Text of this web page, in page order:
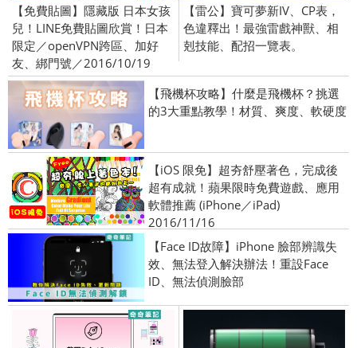
【免費貼圖】隱藏版 日本女孩
兒！LINE免費貼圖欣賞！日本
限定／openVPN跨區、加好
友、綁門號／2016/10/19
【雷公】寶可夢新IV、CP表，
色違釋出！最強雷戲神獸、相
剋技能、配招一覽表。
【飛機杯攻略】什麼是飛機杯？挑選
的3大重點教學！材質、爽度、軟硬度
【iOS 限免】超夯舒壓著色，完成後
超有成就！蘋果限時免費遊戲、應用
軟體推薦 (iPhone／iPad)
2016/11/16
【Face ID故障】iPhone 臉部辨識失
效、無法登入解決辦法！重設Face
ID、無法偵測臉部